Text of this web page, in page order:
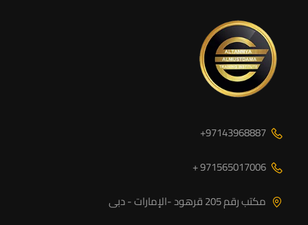
97143968887+
971565017006 +
مكتب رقم 205 قرهود -الإمارات - دبى